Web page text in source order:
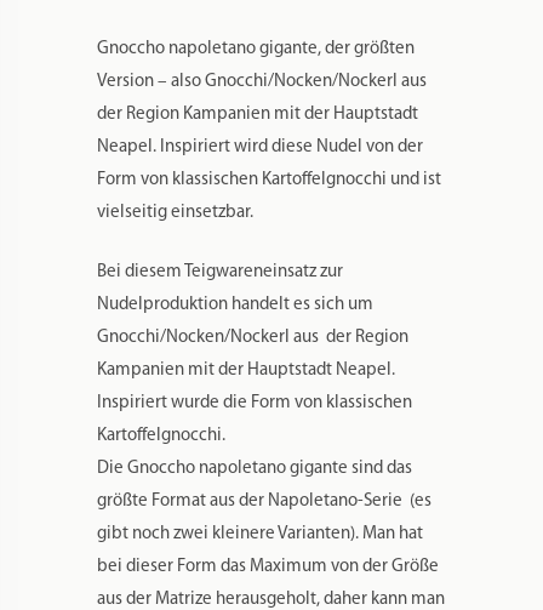
Gnoccho napoletano gigante, der größten
Version – also Gnocchi/Nocken/Nockerl aus
der Region Kampanien mit der Hauptstadt
Neapel. Inspiriert wird diese Nudel von der
Form von klassischen Kartoffelgnocchi und ist
vielseitig einsetzbar.
Bei diesem Teigwareneinsatz zur
Nudelproduktion handelt es sich um
Gnocchi/Nocken/Nockerl aus der Region
Kampanien mit der Hauptstadt Neapel.
Inspiriert wurde die Form von klassischen
Kartoffelgnocchi.
Die Gnoccho napoletano gigante sind das
größte Format aus der Napoletano-Serie (es
gibt noch zwei kleinere Varianten). Man hat
bei dieser Form das Maximum von der Größe
aus der Matrize herausgeholt, daher kann man